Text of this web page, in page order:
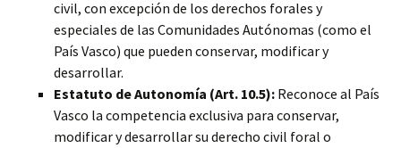
civil, con excepción de los derechos forales y
especiales de las Comunidades Autónomas (como el
País Vasco) que pueden conservar, modificar y
desarrollar.
Estatuto de Autonomía (Art. 10.5): Reconoce al País
Vasco la competencia exclusiva para conservar,
modificar y desarrollar su derecho civil foral o